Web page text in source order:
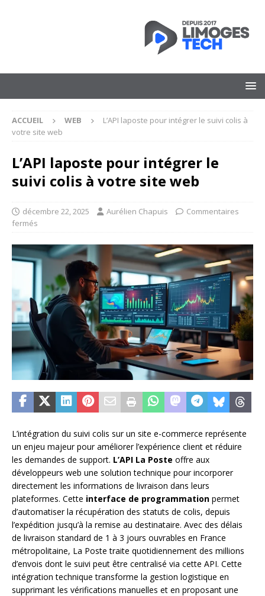
ACCUEIL WEB
L’API laposte pour intégrer le suivi colis à
votre site web
L’API laposte pour intégrer le
suivi colis à votre site web
décembre 22, 2025 Aurélien Chapuis
Commentaires
fermés
L’intégration du suivi colis sur un site e-commerce représente
un enjeu majeur pour améliorer l’expérience client et réduire
les demandes de support. L’API La Poste offre aux
développeurs web une solution technique pour incorporer
directement les informations de livraison dans leurs
plateformes. Cette interface de programmation permet
d’automatiser la récupération des statuts de colis, depuis
l’expédition jusqu’à la remise au destinataire. Avec des délais
de livraison standard de 1 à 3 jours ouvrables en France
métropolitaine, La Poste traite quotidiennement des millions
d’envois dont le suivi peut être centralisé via cette API. Cette
intégration technique transforme la gestion logistique en
supprimant les vérifications manuelles et en proposant une